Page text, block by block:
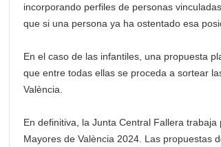
incorporando perfiles de personas
que si una persona ya ha ostentado esa
En el caso de las infantiles, una propuesta
que entre todas ellas se proceda a sortear
València.
En definitiva, la Junta Central Fallera
Mayores de València 2024. Las propuestas